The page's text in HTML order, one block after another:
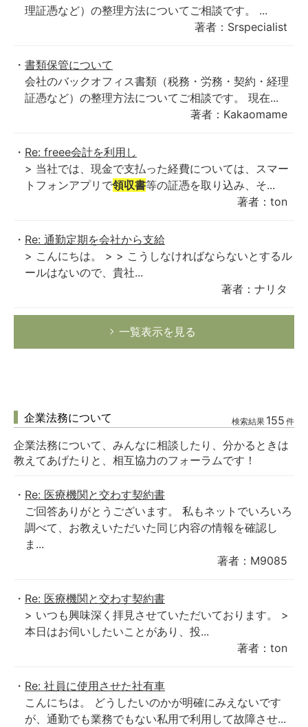
理証憑など）の整理方法についてご相談です。 ...
著者：Srspecialist
書類保管について
会社のバックオフィス書類（税務・労務・契約・経理
証憑など）の整理方法についてご相談です。 現在...
著者：Kakaomame
Re: freee会計を利用し
> 当社では、現金で支払った経費については、スマー
トフォンアプリで領収書等の証憑を取り込み、そ...
著者：ton
Re: 通勤定期を会社から支給
> こんにちは。 > > こうしなければならないとするル
ールはないので、貴社...
著者：ナリタ
一覧表示を見る
企業法務について 検索結果 155 件
企業法務について、みんなに相談したり、分かるときは
教えてあげたりと、相互協力のフォーラムです！
Re: 医療機関と交わす契約書
ご回答ありがとうございます。 私もネットでいろいろ
調べて、お教えいただいた同じ内容の情報を確認し
ま...
著者：M9085
Re: 医療機関と交わす契約書
> いつも興味深く拝見させていただいております。 >
本日はお伺いしたいことがあり、投...
著者：ton
Re: 社員に使用させた社有車
こんにちは。 どうしたいのかが明確にみえないです
が、通勤でも業務でもない私用で利用して故障させ...